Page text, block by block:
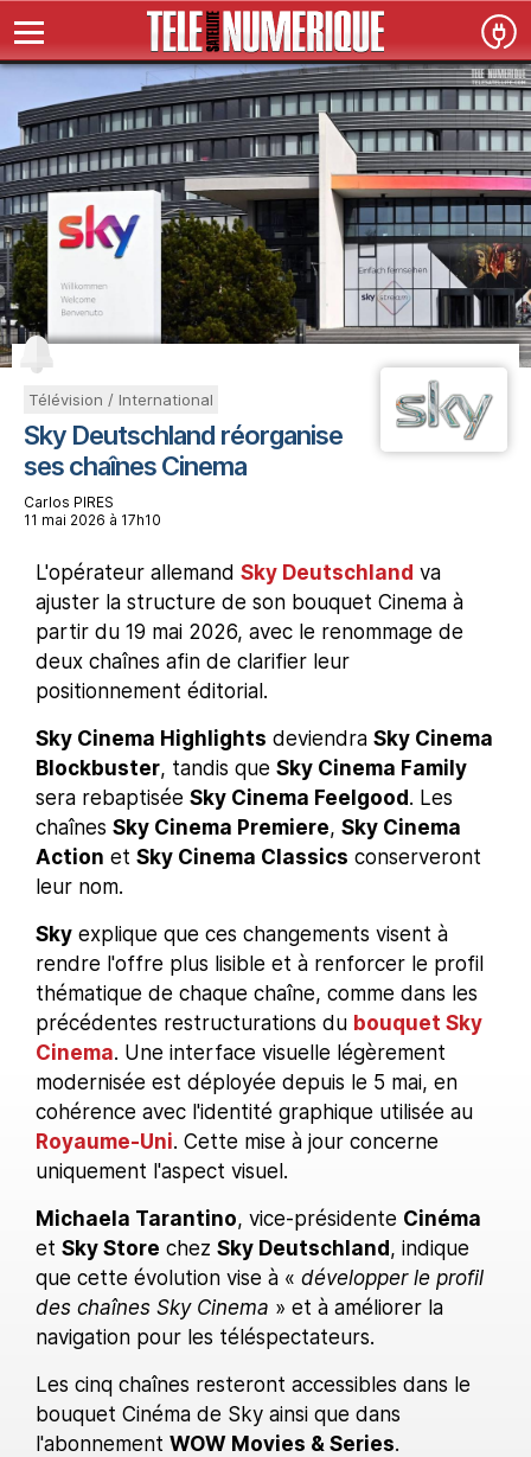
Télévision / International
Sky Deutschland réorganise
ses chaînes Cinema
Carlos PIRES
11 mai 2026 à 17h10
L'opérateur allemand Sky Deutschland va
ajuster la structure de son bouquet Cinema à
partir du 19 mai 2026, avec le renommage de
deux chaînes afin de clarifier leur
positionnement éditorial.
Sky Cinema Highlights deviendra Sky Cinema
Blockbuster, tandis que Sky Cinema Family
sera rebaptisée Sky Cinema Feelgood. Les
chaînes Sky Cinema Premiere, Sky Cinema
Action et Sky Cinema Classics conserveront
leur nom.
Sky explique que ces changements visent à
rendre l'offre plus lisible et à renforcer le profil
thématique de chaque chaîne, comme dans les
précédentes restructurations du bouquet Sky
Cinema. Une interface visuelle légèrement
modernisée est déployée depuis le 5 mai, en
cohérence avec l'identité graphique utilisée au
Royaume-Uni. Cette mise à jour concerne
uniquement l'aspect visuel.
Michaela Tarantino, vice-présidente Cinéma
et Sky Store chez Sky Deutschland, indique
que cette évolution vise à « développer le profil
des chaînes Sky Cinema » et à améliorer la
navigation pour les téléspectateurs.
Les cinq chaînes resteront accessibles dans le
bouquet Cinéma de Sky ainsi que dans
l'abonnement WOW Movies & Series.